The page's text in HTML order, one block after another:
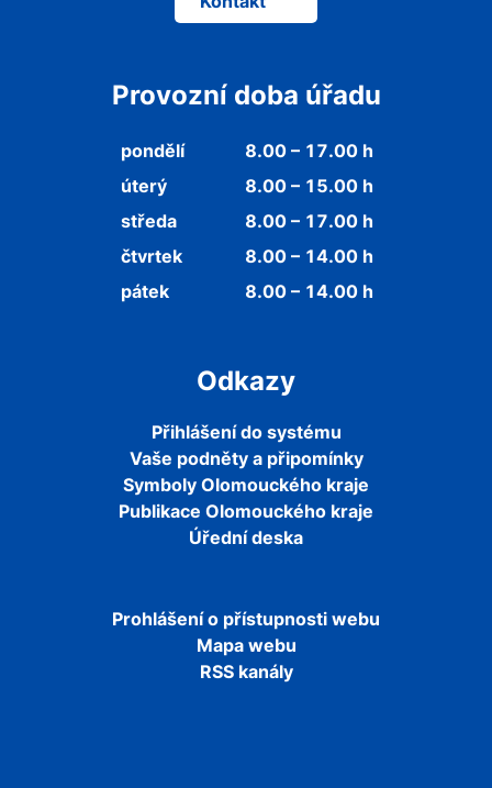
Provozní doba úřadu
pondělí
8.00 – 17.00 h
úterý
8.00 – 15.00 h
středa
8.00 – 17.00 h
čtvrtek
8.00 – 14.00 h
pátek
8.00 – 14.00 h
Odkazy
Přihlášení do systému
Vaše podněty a připomínky
Symboly Olomouckého kraje
Publikace Olomouckého kraje
Úřední deska
Prohlášení o přístupnosti webu
Mapa webu
RSS kanály